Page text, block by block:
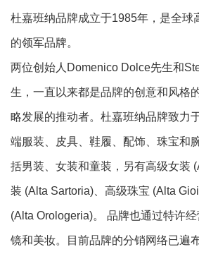
杜嘉班纳品牌成立于1985年，是全球
的领军品牌。
两位创始人Domenico Dolce先生和
生，一直以来都是品牌的创意和风格
略发展的推动者。杜嘉班纳品牌致力
端服装、皮具、鞋履、配饰、珠宝和
括男装、女装和童装，另有高级女装
装 (Alta Sartoria)、高级珠宝 (Alta
(Alta Orologeria)。 品牌也通过特许
镜和美妆。目前品牌的分销网络已遍